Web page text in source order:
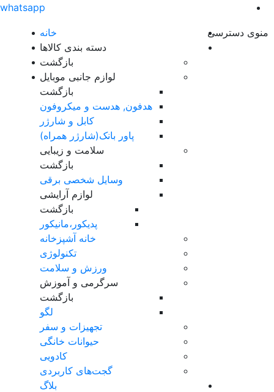
whatsapp
منوی دسترسی
خانه
دسته بندی کالاها
بازگشت
لوازم جانبی موبایل
بازگشت
هدفون, هدست و میکروفون
کابل و شارژر
پاور بانک(شارژر همراه)
سلامت و زیبایی
بازگشت
وسایل شخصی برقی
لوازم آرایشی
بازگشت
پدیکور،مانیکور
خانه آشپزخانه
تکنولوژی
ورزش و سلامت
سرگرمی و آموزش
بازگشت
لگو
تجهیزات و سفر
حیوانات خانگی
کادویی
گجت‌های کاربردی
بلاگ